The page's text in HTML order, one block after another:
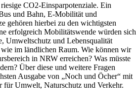
CO2-Einsparpotenziale. Ein
und Bahn, E-Mobilität und
gehören hierbei zu den wichtigsten
erfolgreich Mobilitätswende würden sich
Umweltschutz und Lebensqualität
wie im ländlichen Raum. Wie können wir
in NRW erreichen? Was müsste
Über diese und weitere Fragen
Ausgabe von „Noch und Öcher“ mit
Umwelt, Naturschutz und Verkehr.